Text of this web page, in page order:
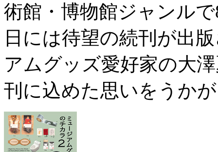
術館・博物館ジャンル
日には待望の続刊が出
アムグッズ愛好家の大
刊に込めた思いをうか